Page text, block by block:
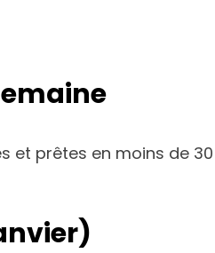
et prêtes en moins de